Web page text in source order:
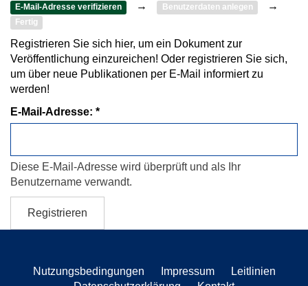
E-Mail-Adresse verifizieren → Benutzerdaten anlegen →
Fertig
Registrieren Sie sich hier, um ein Dokument zur
Veröffentlichung einzureichen! Oder registrieren Sie sich,
um über neue Publikationen per E-Mail informiert zu
werden!
E-Mail-Adresse:
Diese E-Mail-Adresse wird überprüft und als Ihr
Benutzername verwandt.
Registrieren
Nutzungsbedingungen Impressum
Leitlinien